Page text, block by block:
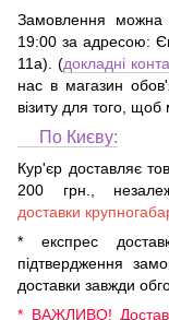
Замовлення можна
19:00 за адресою:
11а) . (докладні
нас в магазин
візиту для того,
По Києву:
Кур'єр доставляє
200 грн.,
доставки
* експрес
підтвердження
доставки завжди
* ВАЖЛИВО!